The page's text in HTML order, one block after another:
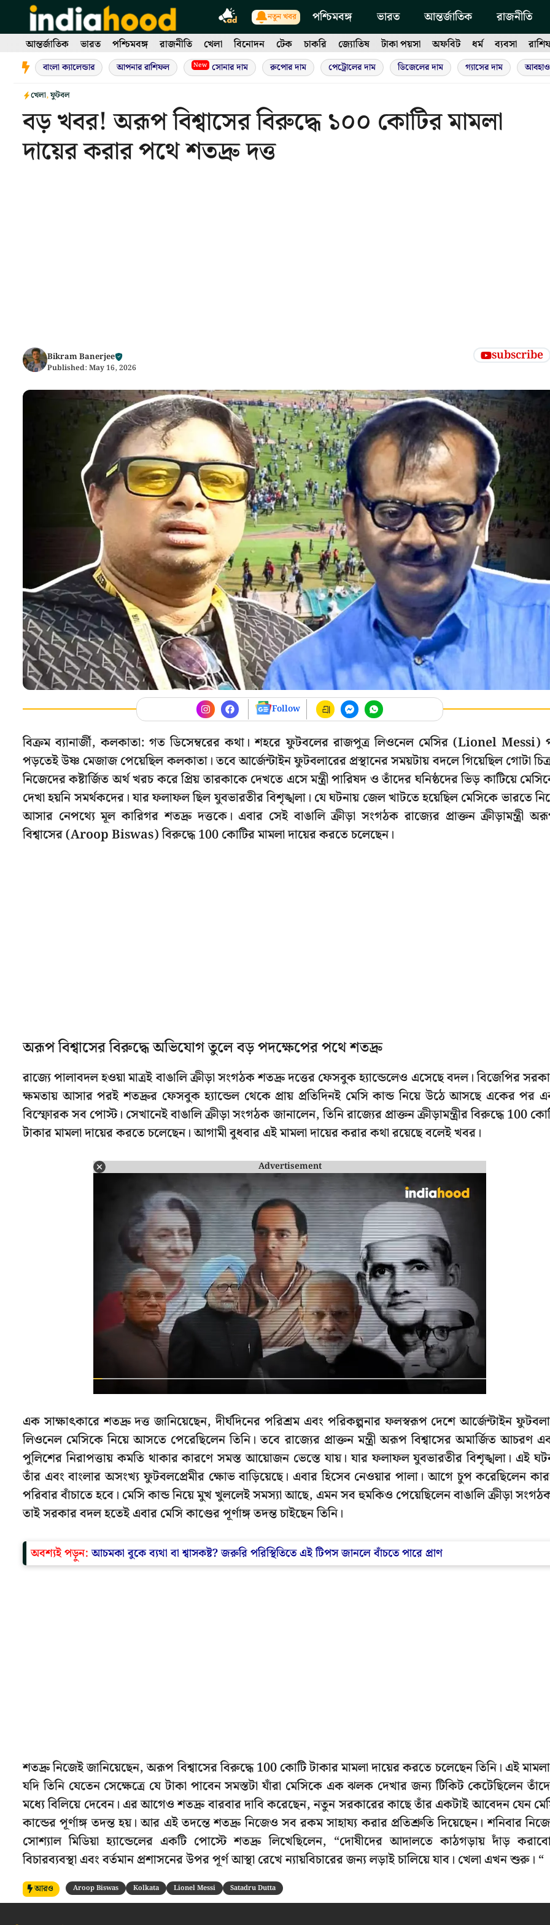
content
নতুন খবর পশ্চিমবঙ্গ ভারত আন্তর্জাতিক রাজনীতি
আন্তর্জাতিক ভারত পশ্চিমবঙ্গ রাজনীতি খেলা বিনোদন টেক চাকরি জ্যোতিষ টাকা পয়সা অফবিট ধর্ম ব্যবসা
বাংলা ক্যালেন্ডার আপনার রাশিফল New সোনার দাম রুপোর দাম পেট্রোলের দাম ডিজেলের দাম গ্যাসের দাম
খেলা,ফুটবল
বড় খবর! অরূপ বিশ্বাসের বিরুদ্ধে ১০০ কোটির মামলা
দায়ের করার পথে শতদ্রু দত্ত
Bikram Banerjee
Published: May 16, 2026
subscribe
Follow
বিক্রম ব্যানার্জী, কলকাতা: গত ডিসেম্বরের কথা। শহরে ফুটবলের রাজপুত্র লিওনেল মেসির (Lionel Messi)
পড়তেই উষ্ণ মেজাজ পেয়েছিল কলকাতা। তবে আর্জেন্টাইন ফুটবলারের প্রস্থানের সময়টায় বদলে গিয়েছিল গোটা
নিজেদের কষ্টার্জিত অর্থ খরচ করে প্রিয় তারকাকে দেখতে এসে মন্ত্রী পারিষদ ও তাঁদের ঘনিষ্ঠদের ভিড় কাটিয়ে
দেখা হয়নি সমর্থকদের। যার ফলাফল ছিল যুবভারতীর বিশৃঙ্খলা। যে ঘটনায় জেল খাটতে হয়েছিল মেসিকে ভারতে
আসার নেপথ্যে মূল কারিগর শতদ্রু দত্তকে। এবার সেই বাঙালি ক্রীড়া সংগঠক রাজ্যের প্রাক্তন ক্রীড়ামন্ত্রী
বিশ্বাসের (Aroop Biswas) বিরুদ্ধে 100 কোটির মামলা দায়ের করতে চলেছেন।
অরূপ বিশ্বাসের বিরুদ্ধে অভিযোগ তুলে বড় পদক্ষেপের পথে শতদ্রু
রাজ্যে পালাবদল হওয়া মাত্রই বাঙালি ক্রীড়া সংগঠক শতদ্রু দত্তের ফেসবুক হ্যান্ডেলেও এসেছে বদল। বিজেপির
ক্ষমতায় আসার পরই শতদ্রুর ফেসবুক হ্যান্ডেল থেকে প্রায় প্রতিদিনই মেসি কান্ড নিয়ে উঠে আসছে একের পর
বিস্ফোরক সব পোস্ট। সেখানেই বাঙালি ক্রীড়া সংগঠক জানালেন, তিনি রাজ্যের প্রাক্তন ক্রীড়ামন্ত্রীর বিরুদ্ধে 100
টাকার মামলা দায়ের করতে চলেছেন। আগামী বুধবার এই মামলা দায়ের করার কথা রয়েছে বলেই খবর।
Advertisement
এক সাক্ষাৎকারে শতদ্রু দত্ত জানিয়েছেন, দীর্ঘদিনের পরিশ্রম এবং পরিকল্পনার ফলস্বরূপ দেশে আর্জেন্টাইন
লিওনেল মেসিকে নিয়ে আসতে পেরেছিলেন তিনি। তবে রাজ্যের প্রাক্তন মন্ত্রী অরূপ বিশ্বাসের অমার্জিত আচরণ
পুলিশের নিরাপত্তায় কমতি থাকার কারণে সমস্ত আয়োজন ভেস্তে যায়। যার ফলাফল যুবভারতীর বিশৃঙ্খলা। এই
তাঁর এবং বাংলার অসংখ্য ফুটবলপ্রেমীর ক্ষোভ বাড়িয়েছে। এবার হিসেব নেওয়ার পালা। আগে চুপ করেছিলেন
পরিবার বাঁচাতে হবে। মেসি কান্ড নিয়ে মুখ খুললেই সমস্যা আছে, এমন সব হুমকিও পেয়েছিলেন বাঙালি ক্রীড়া
তাই সরকার বদল হতেই এবার মেসি কাণ্ডের পূর্ণাঙ্গ তদন্ত চাইছেন তিনি।
অবশ্যই পড়ুন:আচমকা বুকে ব্যথা বা শ্বাসকষ্ট? জরুরি পরিস্থিতিতে এই টিপস জানলে বাঁচতে পারে প্রাণ
শতদ্রু নিজেই জানিয়েছেন, অরূপ বিশ্বাসের বিরুদ্ধে 100 কোটি টাকার মামলা দায়ের করতে চলেছেন তিনি। এই
যদি তিনি যেতেন সেক্ষেত্রে যে টাকা পাবেন সমস্তটা যাঁরা মেসিকে এক ঝলক দেখার জন্য টিকিট কেটেছিলেন
মধ্যে বিলিয়ে দেবেন। এর আগেও শতদ্রু বারবার দাবি করেছেন, নতুন সরকারের কাছে তাঁর একটাই আবেদন যেন
কান্ডের পূর্ণাঙ্গ তদন্ত হয়। আর এই তদন্তে শতদ্রু নিজেও সব রকম সাহায্য করার প্রতিশ্রুতি দিয়েছেন। শনিবার
সোশ্যাল মিডিয়া হ্যান্ডেলের একটি পোস্টে শতদ্রু লিখেছিলেন, “দোষীদের আদালতে কাঠগড়ায় দাঁড়
বিচারব্যবস্থা এবং বর্তমান প্রশাসনের উপর পূর্ণ আস্থা রেখে ন্যায়বিচারের জন্য লড়াই চালিয়ে যাব। খেলা এখন শুরু। “
আরও Aroop Biswas Kolkata Lionel Messi Satadru Dutta